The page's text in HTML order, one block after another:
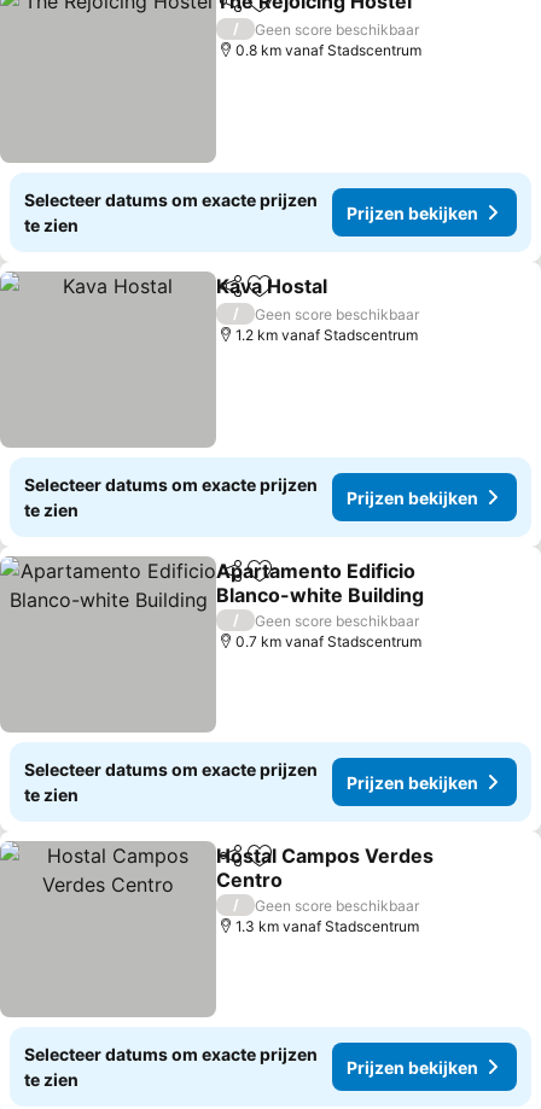
DelenToevoegen aan favorieten
/
Geen score beschikbaar
0.8 km vanaf Stadscentrum
Selecteer datums om exacte prijzen
te zien
Prijzen bekijken
DelenToevoegen aan favorieten
Kava Hostal
/
Geen score beschikbaar
1.2 km vanaf Stadscentrum
Selecteer datums om exacte prijzen
te zien
Prijzen bekijken
DelenToevoegen aan favorieten
Apartamento Edificio
Blanco-white Building
/
Geen score beschikbaar
0.7 km vanaf Stadscentrum
Selecteer datums om exacte prijzen
te zien
Prijzen bekijken
DelenToevoegen aan favorieten
Hostal Campos Verdes
Centro
/
Geen score beschikbaar
1.3 km vanaf Stadscentrum
Selecteer datums om exacte prijzen
te zien
Prijzen bekijken